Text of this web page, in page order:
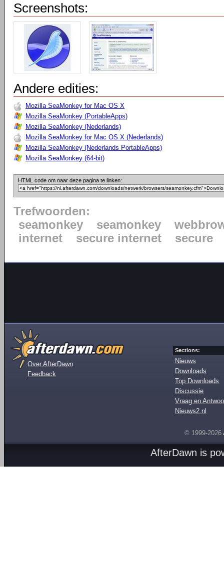
Screenshots:
Andere edities:
Mozilla SeaMonkey for Mac OS X
Mozilla SeaMonkey (PortableApps)
Mozilla SeaMonkey (Nederlands)
Mozilla SeaMonkey for Mac OS X (Nederlands)
Mozilla SeaMonkey (Nederlands PortableApps)
Mozilla SeaMonkey (64-bit)
HTML code om naar deze pagina te linken:
Trefwoorden:
seamonkey
seamonkey
internet
secure internet secure
Over AfterDawn
Feedback
Sections:
Nieuws
Downloads
Top Downloads
Discussie
Vraag en
Nieuws2.nl
© 1999-2026
AfterDawn is